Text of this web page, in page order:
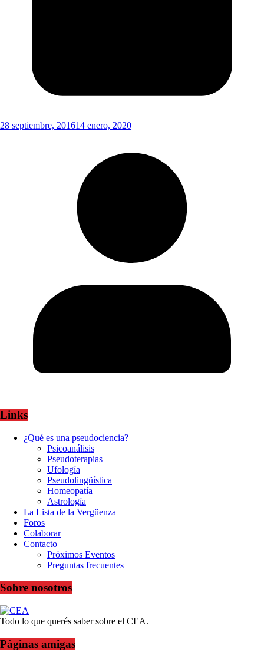
28 septiembre, 201614 enero, 2020
Links
¿Qué es una pseudociencia?
Psicoanálisis
Pseudoterapias
Ufología
Pseudolingüística
Homeopatía
Astrología
La Lista de la Vergüenza
Foros
Colaborar
Contacto
Próximos Eventos
Preguntas frecuentes
Sobre nosotros
Todo lo que querés saber sobre el CEA.
Páginas amigas